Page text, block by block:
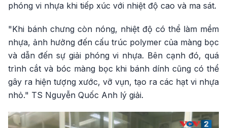
phóng vi nhựa khi tiếp xúc với nhiệt độ cao và ma sát.
"Khi bánh chưng còn nóng, nhiệt độ có thể làm mềm
nhựa, ảnh hưởng đến cấu trúc polymer của màng bọc
và dẫn đến sự giải phóng vi nhựa. Bên cạnh đó, quá
trình cắt và bóc màng bọc khi bánh dính cũng có thể
gây ra hiện tượng xước, vỡ vụn, tạo ra các hạt vi nhựa
nhỏ." TS Nguyễn Quốc Anh lý giải.